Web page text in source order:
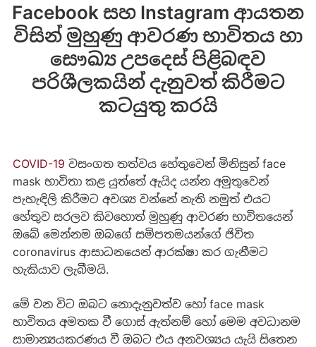
Facebook සහ Instagram ආයතන
විසින් මුහුණු ආවරණ භාවිතය හා
සෞඛ්‍ය උපදෙස් පිළිබඳව
පරිශීලකයින් දැනුවත් කිරීමට
කටයුතු කරයි
COVID-19 වසංගත තත්වය හේතුවෙන් මිනිසුන් face
mask භාවිතා කළ යුත්තේ ඇයිද යන්න අමුතුවෙන්
පැහැඳිලි කිරීමට අවශ්‍ය වන්නේ නැති නමුත් එයට‍
හේතුව සරලව කිවහොත් මුහුණු ආවරණ භාවිතයෙන්
ඔබේ මෙන්නම ඔබගේ සමිපතමයන්ගේ ජිවිත
coronavirus ආසාධනයෙන් ආරක්ෂා කර ගැනීම‍ට
හැකියාව ලැබීමයි.
මේ වන විට ඔබට නොදැනුවත්ව හෝ face mask
භාවිතය අමතක වී ගොස් ඇත්නම් හෝ මෙම අවධානම
සාමාන්‍යයකරණය වී ඔබට එය අනවශ්‍යය යැයි සිතෙන